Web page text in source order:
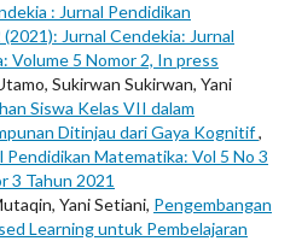
: Jurnal Pendidikan
Jurnal Cendekia: Jurnal
Volume 5 Nomor 2, In press
Sukirwan Sukirwan, Yani
Siswa Kelas VII dalam
Ditinjau dari Gaya Kognitif,
Pendidikan Matematika: Vol 5 No 3
3 Tahun 2021
Yani Setiani, Pengembangan
Learning untuk Pembelajaran